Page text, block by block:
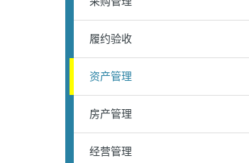
履约验收
资产管理
房产管理
经营管理